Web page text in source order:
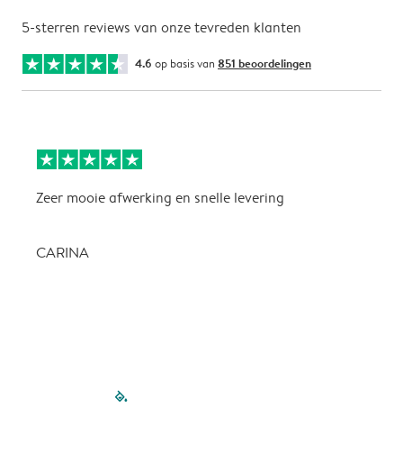
5-sterren reviews van onze tevreden klanten
4.6 op basis van 851 beoordelingen
Zeer mooie afwerking en snelle levering
CARINA
filled-pagination